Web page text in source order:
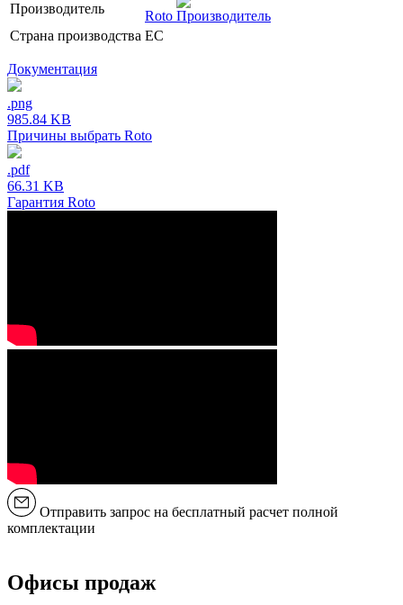
Производитель
Roto
Страна производства ЕС
Документация
.png
985.84 KB
Причины выбрать Roto
.pdf
66.31 KB
Гарантия Roto
Отправить запрос на бесплатный расчет полной
комплектации
Офисы продаж